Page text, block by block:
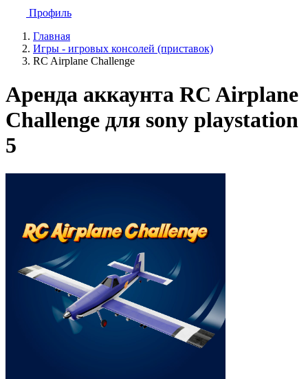
Профиль
Главная
Игры - игровых консолей (приставок)
RC Airplane Challenge
Аренда аккаунта RC Airplane
Challenge для sony playstation
5